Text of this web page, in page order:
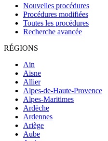
Nouvelles procédures
Procédures modifiées
Toutes les procédures
Recherche avancée
RÉGIONS
Ain
Aisne
Allier
Alpes-de-Haute-Provence
Alpes-Maritimes
Ardèche
Ardennes
Ariège
Aube